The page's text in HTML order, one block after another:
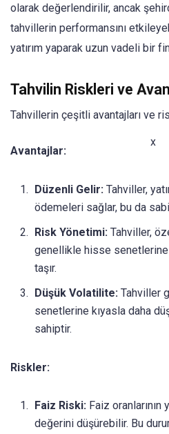
olarak değerlendirilir, ancak
tahvillerin performansını
yatırım yaparak uzun vadeli bir
Tahvilin Riskleri ve
Tahvillerin çeşitli avantajları ve
Avantajlar:
Düzenli Gelir: Tahviller,
ödemeleri sağlar, bu da
Risk Yönetimi: Tahviller,
genellikle hisse senetlerine
taşır.
Düşük Volatilite: Tahviller
senetlerine kıyasla daha
sahiptir.
Riskler:
Faiz Riski: Faiz
değerini düşürebilir. Bu
x